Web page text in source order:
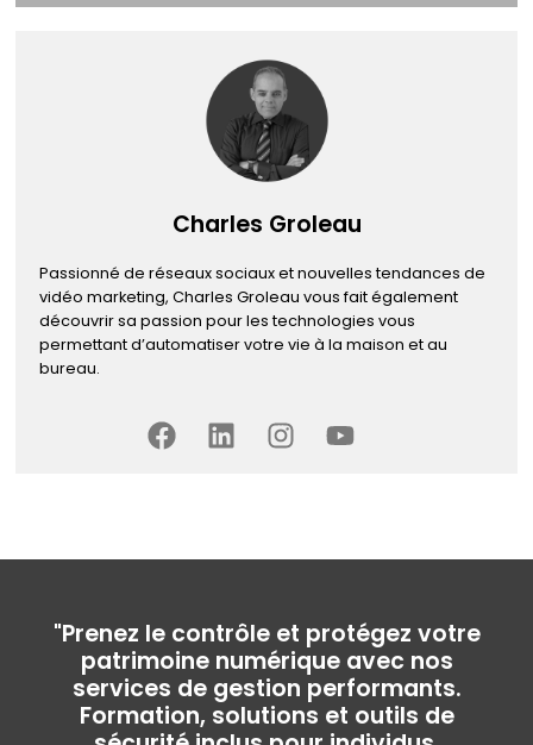
Charles Groleau
Passionné de réseaux sociaux et nouvelles tendances de
vidéo marketing, Charles Groleau vous fait également
découvrir sa passion pour les technologies vous
permettant d’automatiser votre vie à la maison et au
bureau.
"Prenez le contrôle et protégez votre
patrimoine numérique avec nos
services de gestion performants.
Formation, solutions et outils de